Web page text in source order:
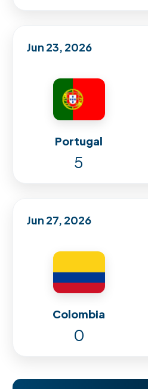
Jun 23, 2026
Portugal
5
Jun 27, 2026
Colombia
0